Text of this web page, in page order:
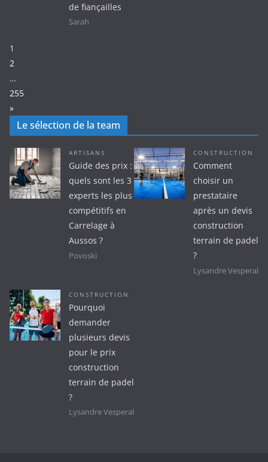
de fiançailles
Sarah
Page:
1
2
…
255
Next
»
Le sélection de la team
ARTISANS
Guide des prix :
quels sont les 3
experts les plus
compétitifs en
Carrelage à
Aussos ?
Povoski
CONSTRUCTION
Comment
choisir un
prestataire
après un devis
construction
terrain de padel
?
Lysandre Vesperal
CONSTRUCTION
Pourquoi
demander
plusieurs devis
pour le prix
construction
terrain de padel
?
Lysandre Vesperal